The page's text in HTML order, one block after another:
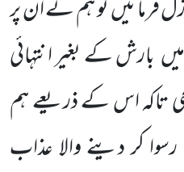
فرمائیں تو ہم نے اُن پر
میں بارش کے بغیر انتہائی
تاکہ اس کے ذریعے ہم
رسوا کر دینے والا عذاب